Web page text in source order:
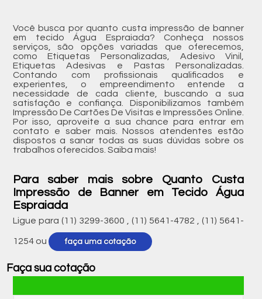
Você busca por quanto custa impressão de banner
em tecido Água Espraiada? Conheça nossos
serviços, são opções variadas que oferecemos,
como Etiquetas Personalizadas, Adesivo Vinil,
Etiquetas Adesivas e Pastas Personalizadas.
Contando com profissionais qualificados e
experientes, o empreendimento entende a
necessidade de cada cliente, buscando a sua
satisfação e confiança. Disponibilizamos também
Impressão De Cartões De Visitas e Impressões Online.
Por isso, aproveite a sua chance para entrar em
contato e saber mais. Nossos atendentes estão
dispostos a sanar todas as suas dúvidas sobre os
trabalhos oferecidos. Saiba mais!
Para saber mais sobre Quanto Custa
Impressão de Banner em Tecido Água
Espraiada
Ligue para (11) 3299-3600 ,(11) 5641-4782 ,(11) 5641-
1254 ou faça uma cotação
Faça sua cotação